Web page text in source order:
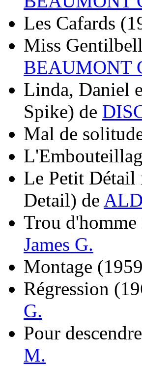
Les Cafards
Miss
BEAUMONT
Linda, Daniel
Spike) de
Mal de
Le Petit Détail
Detail) de
Trou d'homme
James G.
Montage
Régression
G.
Pour descendre
M.